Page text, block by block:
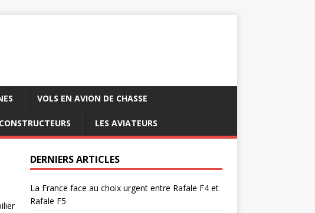
VOLS EN AVION DE CHASSE
CONSTRUCTEURS LES AVIATEURS
DERNIERS ARTICLES
La France face au choix urgent entre Rafale F4 et
Rafale F5